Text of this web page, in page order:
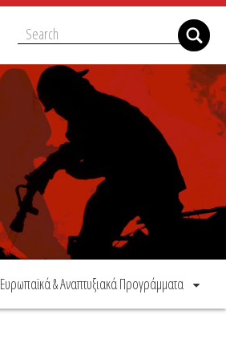
Ευρωπαϊκά & Αναπτυξιακά Προγράμματα